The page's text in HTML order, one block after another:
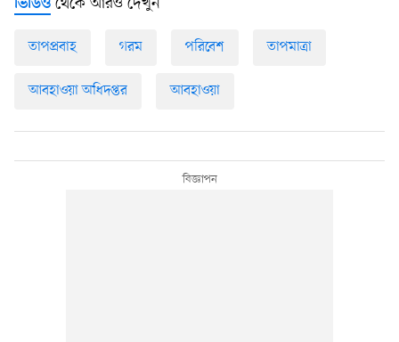
ভিডিও
তাপপ্রবাহ গরম পরিবেশ তাপমাত্রা
আবহাওয়া অধিদপ্তর আবহাওয়া